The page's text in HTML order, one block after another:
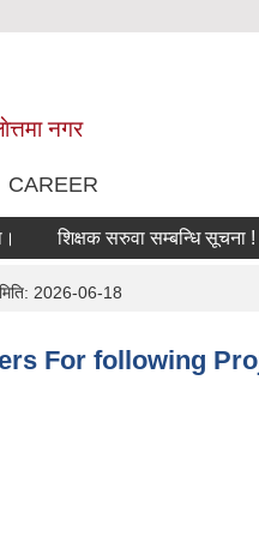
नगर
CAREER
शिक्षक सरुवा सम्बन्धि सूचना !
2026-06-18
following